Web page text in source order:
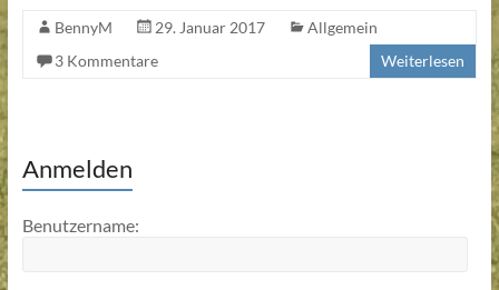
BennyM 29. Januar 2017
Allgemein
3 Kommentare
Weiterlesen
Anmelden
Benutzername: